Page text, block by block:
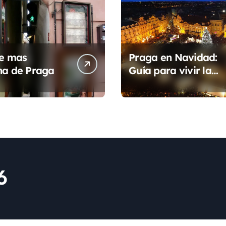
mas
de Praga
Praga en Navidad:
Guía para vivir la
magia de un cuento